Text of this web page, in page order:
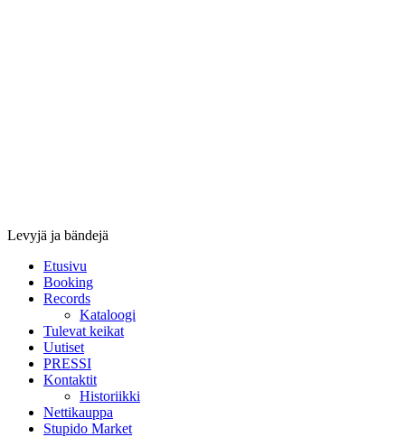
Levyjä ja bändejä
Etusivu
Booking
Records
Kataloogi
Tulevat keikat
Uutiset
PRESSI
Kontaktit
Historiikki
Nettikauppa
Stupido Market